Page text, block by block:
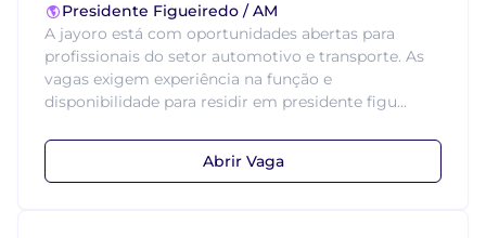
Presidente Figueiredo / AM
A jayoro está com oportunidades abertas para
profissionais do setor automotivo e transporte. As
vagas exigem experiência na função e
disponibilidade para residir em presidente figu...
Abrir Vaga